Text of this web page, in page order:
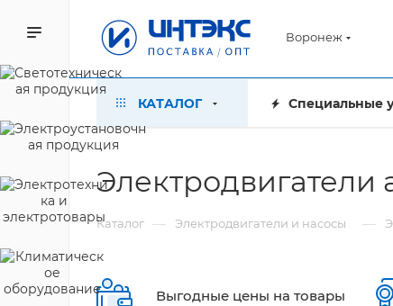
Воронеж
КАТАЛОГ Специальные
Каталог — Электродвигатели и насосы —
Выгодные цены на товары